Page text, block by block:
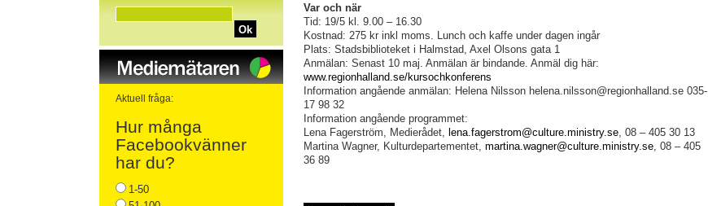
Ok
Aktuell fråga:
Hur många
Facebookvänner
har du?
1-50
Var och när
Tid: 19/5 kl. 9.00 – 16.30
Kostnad: 275 kr inkl moms. Lunch och kaffe under dagen ingår
Plats: Stadsbiblioteket i Halmstad, Axel Olsons gata 1
Anmälan: Senast 10 maj. Anmälan är bindande. Anmäl dig här:
www.regionhalland.se/kursochkonferens
Information angående anmälan: Helena Nilsson helena.nilsson@regionhalland.se 035-
17 98 32
Information angående programmet:
Lena Fagerström, Medierådet,
lena.fagerstrom@culture.ministry.se , 08 – 405 30 13
Martina Wagner, Kulturdepartementet, martina.wagner@culture.ministry.se , 08 – 405
36 89